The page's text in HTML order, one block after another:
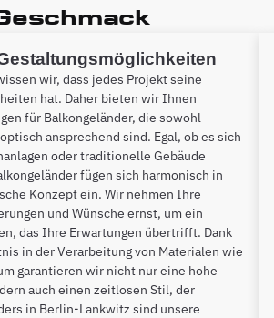
wir, dass jedes Projekt seine
hat. Daher bieten wir Ihnen
für Balkongeländer, die sowohl
ansprechend sind. Egal, ob es sich
oder traditionelle Gebäude
fügen sich harmonisch in
Konzept ein. Wir nehmen Ihre
und Wünsche ernst, um ein
das Ihre Erwartungen übertrifft. Dank
in der Verarbeitung von Materialen wie
garantieren wir nicht nur eine hohe
auch einen zeitlosen Stil, der
in Berlin-Lankwitz sind unsere